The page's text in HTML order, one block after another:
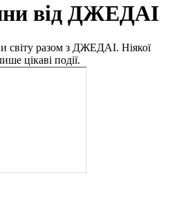
від ДЖЕДАІ
світу разом з ДЖЕДАІ. Ніякої
цікаві події.